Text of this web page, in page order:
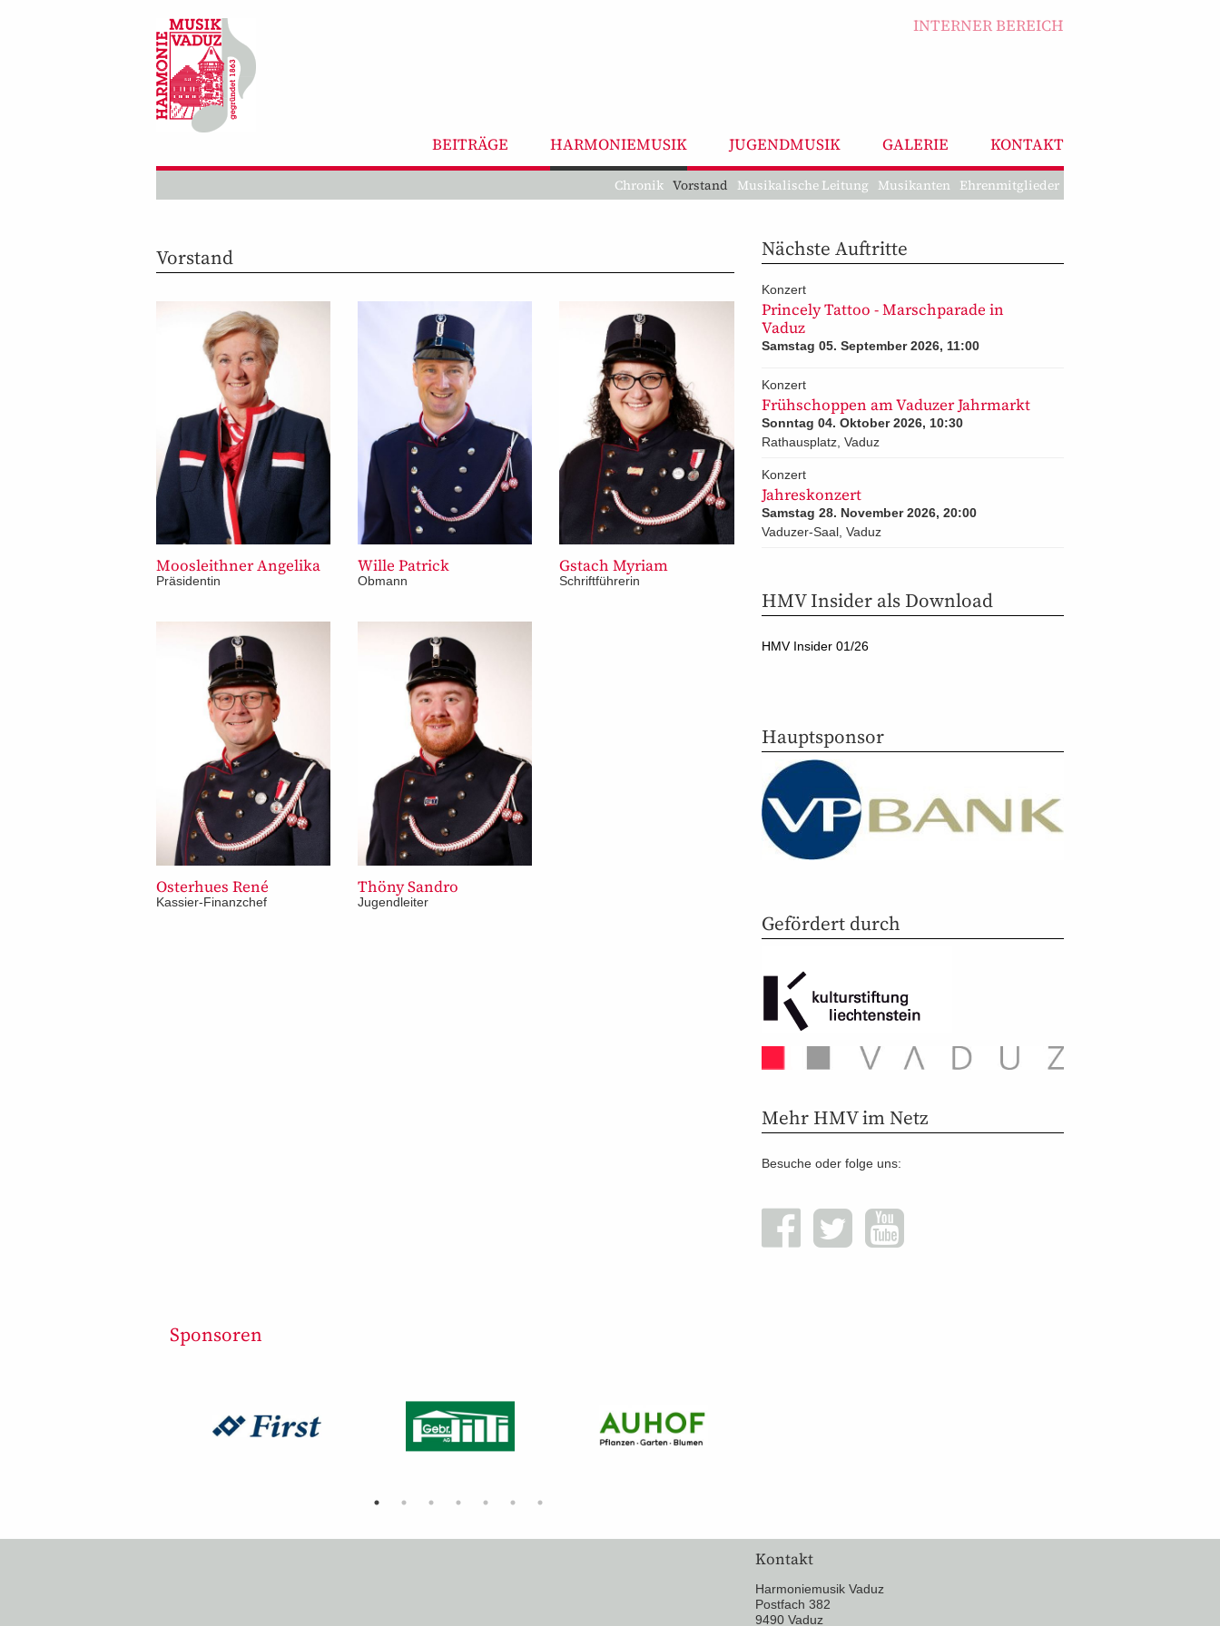
INTERNER BEREICH
BEITRÄGE HARMONIEMUSIK JUGENDMUSIK GALERIE KONTAKT
Chronik Vorstand Musikalische Leitung Musikanten Ehrenmitglieder
Vorstand
Moosleithner Angelika
Präsidentin
Wille Patrick
Obmann
Gstach Myriam
Schriftführerin
Osterhues René
Kassier-Finanzchef
Thöny Sandro
Jugendleiter
Nächste Auftritte
Konzert
Princely Tattoo - Marschparade in
Vaduz
Samstag 05. September 2026, 11:00
Konzert
Frühschoppen am Vaduzer Jahrmarkt
Sonntag 04. Oktober 2026, 10:30
Rathausplatz, Vaduz
Konzert
Jahreskonzert
Samstag 28. November 2026, 20:00
Vaduzer-Saal, Vaduz
HMV Insider als Download
HMV Insider 01/26
Hauptsponsor
Gefördert durch
Mehr HMV im Netz
Besuche oder folge uns:
Sponsoren
Kontakt
Harmoniemusik Vaduz
Postfach 382
9490 Vaduz